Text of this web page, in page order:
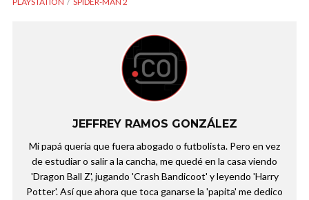
JEFFREY RAMOS GONZÁLEZ
Mi papá quería que fuera abogado o futbolista. Pero en vez
de estudiar o salir a la cancha, me quedé en la casa viendo
'Dragon Ball Z', jugando 'Crash Bandicoot' y leyendo 'Harry
Potter'. Así que ahora que toca ganarse la 'papita' me dedico